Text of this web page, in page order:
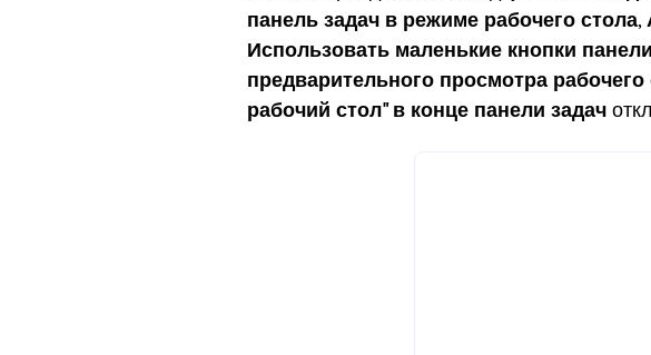
панель задач в режиме рабочего стола,
Использовать маленькие кнопки
предварительного просмотра
рабочий стол" в конце панели задач